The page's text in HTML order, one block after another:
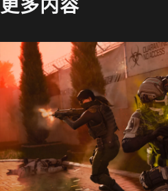
更多内容